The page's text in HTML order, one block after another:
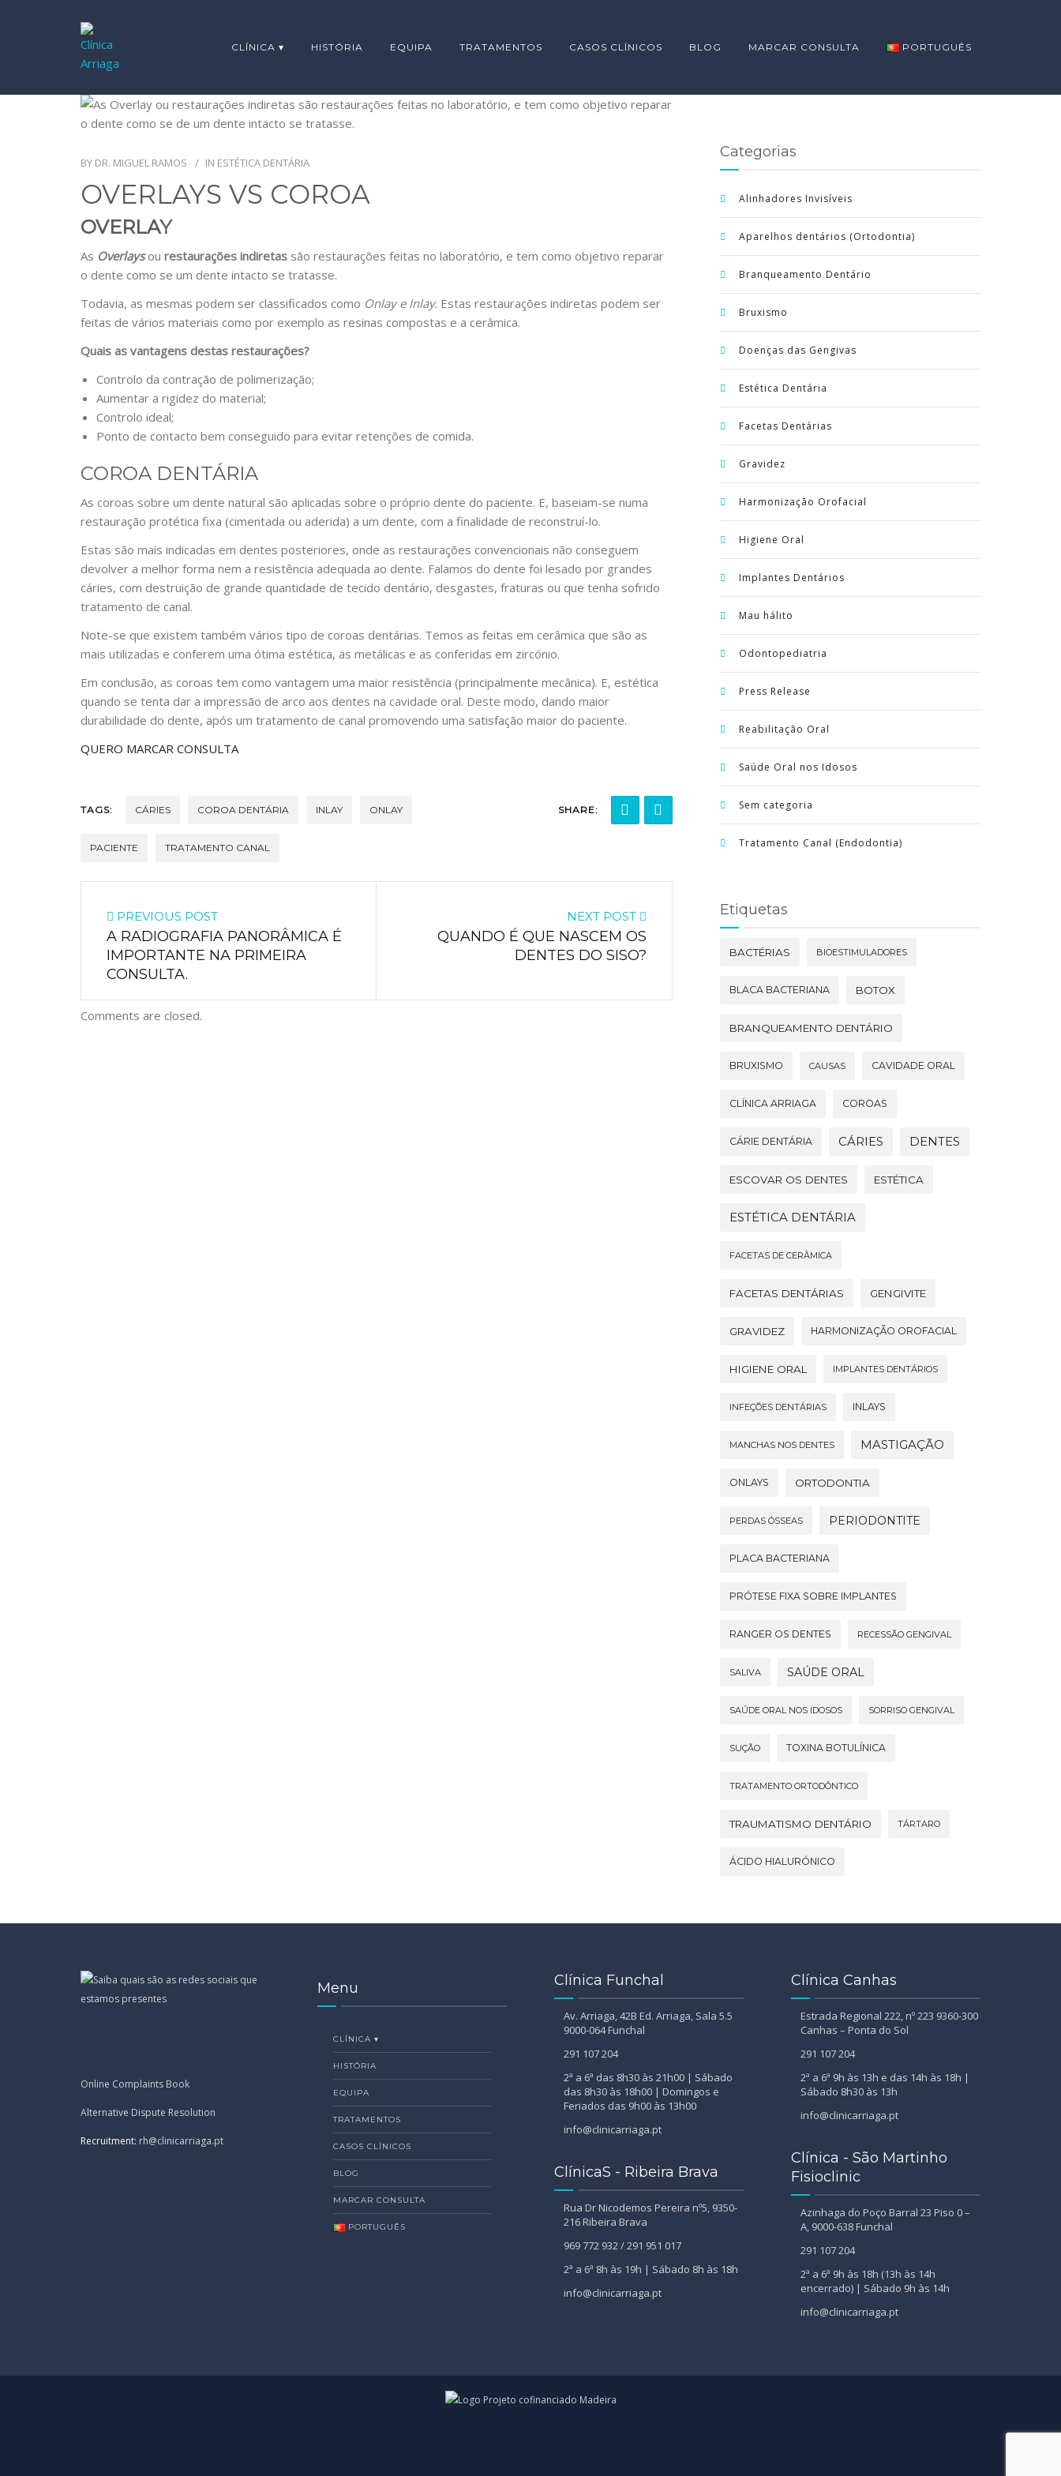
CLÍNICA ▾ HISTÓRIA EQUIPA TRATAMENTOS CASOS CLÍNICOS BLOG MARCAR CONSULTA PORTUGUÊS
BY DR. MIGUEL RAMOS IN ESTÉTICA DENTÁRIA
OVERLAYS VS COROA
OVERLAY
As Overlaysou restaurações indiretas são restaurações feitas no laboratório, e tem como objetivo reparar
o dente como se um dente intacto se tratasse.
Todavia, as mesmas podem ser classificados como Onlay e Inlay. Estas restaurações indiretas podem ser
feitas de vários materiais como por exemplo as resinas compostas e a cerâmica.
Quais as vantagens destas restaurações?
Controlo da contração de polimerização;
Aumentar a rigidez do material;
Controlo ideal;
Ponto de contacto bem conseguido para evitar retenções de comida.
COROA DENTÁRIA
As coroas sobre um dente natural são aplicadas sobre o próprio dente do paciente. E, baseiam-se numa
restauração protética fixa (cimentada ou aderida) a um dente, com a finalidade de reconstruí-lo.
Estas são mais indicadas em dentes posteriores, onde as restaurações convencionais não conseguem
devolver a melhor forma nem a resistência adequada ao dente. Falamos do dente foi lesado por grandes
cáries, com destruição de grande quantidade de tecido dentário, desgastes, fraturas ou que tenha sofrido
tratamento de canal.
Note-se que existem também vários tipo de coroas dentárias. Temos as feitas em cerâmica que são as
mais utilizadas e conferem uma ótima estética, as metálicas e as conferidas em zircónio.
Em conclusão, as coroas tem como vantagem uma maior resistência (principalmente mecânica). E, estética
quando se tenta dar a impressão de arco aos dentes na cavidade oral. Deste modo, dando maior
durabilidade do dente, após um tratamento de canal promovendo uma satisfação maior do paciente.
QUERO MARCAR CONSULTA
TAGS: CÁRIES COROA DENTÁRIA INLAY ONLAY
PACIENTE TRATAMENTO CANAL
SHARE:
PREVIOUS POST
A RADIOGRAFIA PANORÂMICA É
IMPORTANTE NA PRIMEIRA
CONSULTA.
NEXT POST
QUANDO É QUE NASCEM OS
DENTES DO SISO?
Comments are closed.
Categorias
Alinhadores Invisíveis
Aparelhos dentários (Ortodontia)
Branqueamento Dentário
Bruxismo
Doenças das Gengivas
Estética Dentária
Facetas Dentárias
Gravidez
Harmonização Orofacial
Higiene Oral
Implantes Dentários
Mau hálito
Odontopediatria
Press Release
Reabilitação Oral
Saúde Oral nos Idosos
Sem categoria
Tratamento Canal (Endodontia)
Etiquetas
BACTÉRIAS BIOESTIMULADORES
BLACA BACTERIANA BOTOX
BRANQUEAMENTO DENTÁRIO
BRUXISMO CAUSAS CAVIDADE ORAL
CLÍNICA ARRIAGA COROAS
CÁRIE DENTÁRIA CÁRIES DENTES
ESCOVAR OS DENTES ESTÉTICA
ESTÉTICA DENTÁRIA
FACETAS DE CERÂMICA
FACETAS DENTÁRIAS GENGIVITE
GRAVIDEZ HARMONIZAÇÃO OROFACIAL
HIGIENE ORAL IMPLANTES DENTÁRIOS
INFEÇÕES DENTÁRIAS INLAYS
MANCHAS NOS DENTES MASTIGAÇÃO
ONLAYS ORTODONTIA
PERDAS ÓSSEAS PERIODONTITE
PLACA BACTERIANA
PRÓTESE FIXA SOBRE IMPLANTES
RANGER OS DENTES RECESSÃO GENGIVAL
SALIVA SAÚDE ORAL
SAÚDE ORAL NOS IDOSOS SORRISO GENGIVAL
SUÇÃO TOXINA BOTULÍNICA
TRATAMENTO ORTODÔNTICO
TRAUMATISMO DENTÁRIO TÁRTARO
ÁCIDO HIALURÓNICO
Online Complaints Book
Alternative Dispute Resolution
Recruitment: rh@clinicarriaga.pt
Menu
CLÍNICA ▾
HISTÓRIA
EQUIPA
TRATAMENTOS
CASOS CLÍNICOS
BLOG
MARCAR CONSULTA
PORTUGUÊS
Clínica Funchal
Av. Arriaga, 42B Ed. Arriaga, Sala 5.5
9000-064 Funchal
291 107 204
2ª a 6ª das 8h30 às 21h00 | Sábado
das 8h30 às 18h00 | Domingos e
Feriados das 9h00 às 13h00
info@clinicarriaga.pt
ClínicaS - Ribeira Brava
Rua Dr Nicodemos Pereira nº5, 9350-
216 Ribeira Brava
969 772 932 / 291 951 017
2ª a 6ª 8h às 19h | Sábado 8h às 18h
info@clinicarriaga.pt
Clínica Canhas
Estrada Regional 222, nº 223 9360-300
Canhas – Ponta do Sol
291 107 204
2ª a 6ª 9h às 13h e das 14h às 18h |
Sábado 8h30 às 13h
info@clinicarriaga.pt
Clínica - São Martinho
Fisioclinic
Azinhaga do Poço Barral 23 Piso 0 –
A, 9000-638 Funchal
291 107 204
2ª a 6ª 9h às 18h (13h às 14h
encerrado) | Sábado 9h às 14h
info@clinicarriaga.pt